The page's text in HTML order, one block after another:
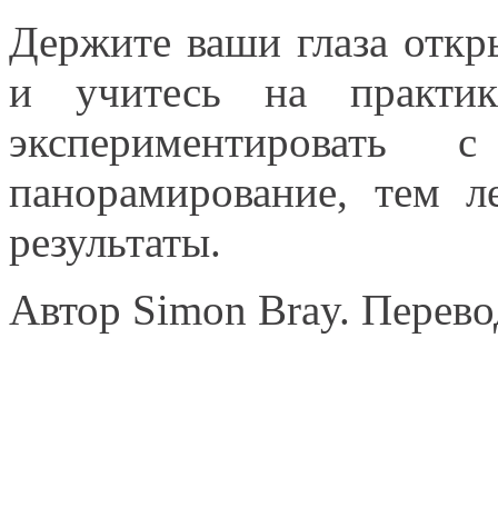
Держите ваши глаза
и учитесь на
панорамирование, тем
результаты.
Автор Simon Bray.